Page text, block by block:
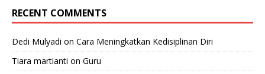
RECENT COMMENTS
Dedi Mulyadi on Cara Meningkatkan Kedisiplinan Diri
Tiara martianti on Guru